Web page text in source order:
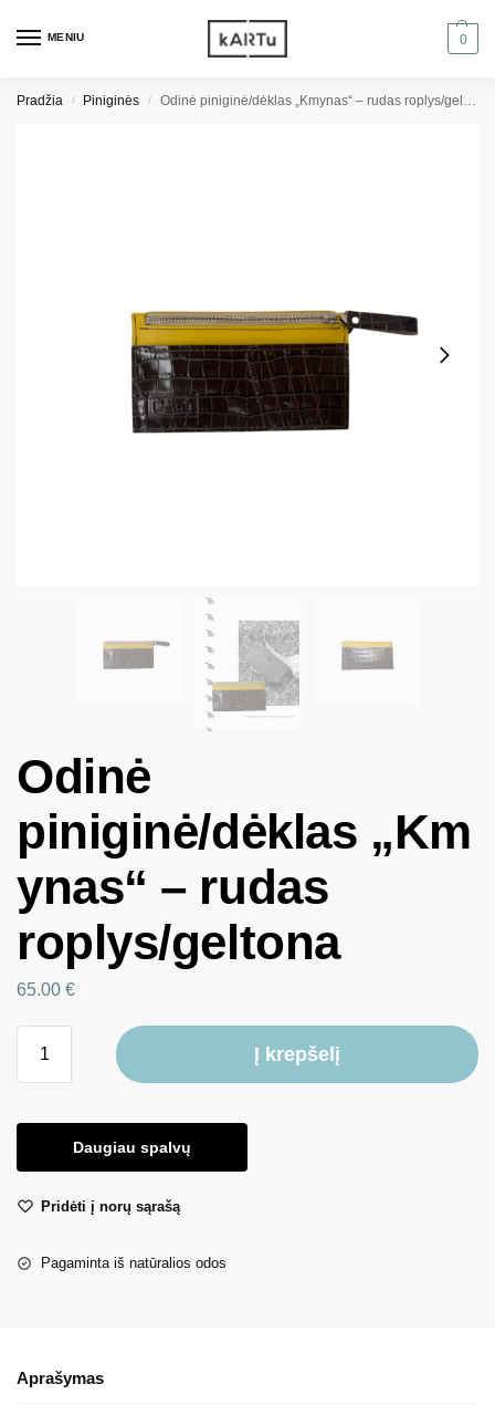
MENIU 0
Pradžia / Piniginės / Odinė piniginė/dėklas „Kmynas“ – rudas roplys/geltona
Odinė
piniginė/dėklas „Km
ynas“ – rudas
roplys/geltona
65.00 €
Į krepšelį
Daugiau spalvų
Pridėti į norų sąrašą
Pagaminta iš natūralios odos
Aprašymas